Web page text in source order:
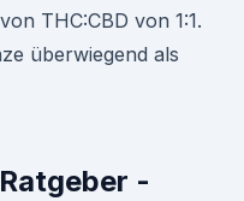
THC:CBD von 1:1.
überwiegend als
-